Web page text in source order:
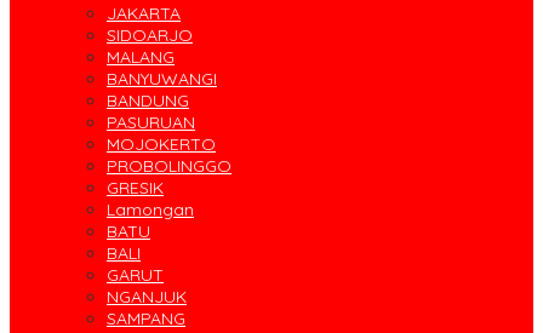
JAKARTA
SIDOARJO
MALANG
BANYUWANGI
BANDUNG
PASURUAN
MOJOKERTO
PROBOLINGGO
GRESIK
Lamongan
BATU
BALI
GARUT
NGANJUK
SAMPANG